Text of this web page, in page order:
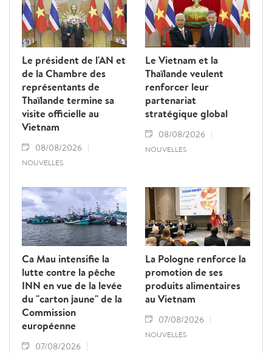
Le président de l'AN et
de la Chambre des
représentants de
Thaïlande termine sa
visite officielle au
Vietnam
08/08/2026
NOUVELLES
Le Vietnam et la
Thaïlande veulent
renforcer leur
partenariat
stratégique global
08/08/2026
NOUVELLES
Ca Mau intensifie la
lutte contre la pêche
INN en vue de la levée
du "carton jaune" de la
Commission
européenne
07/08/2026
La Pologne renforce la
promotion de ses
produits alimentaires
au Vietnam
07/08/2026
NOUVELLES